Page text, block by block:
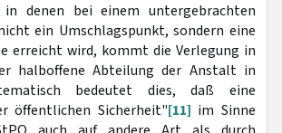
denen bei einem untergebrachten
ein Umschlagspunkt, sondern eine
erreicht wird, kommt die Verlegung in
halboffene Abteilung der Anstalt in
bedeutet dies, daß eine
öffentlichen Sicherheit"[11] im Sinne